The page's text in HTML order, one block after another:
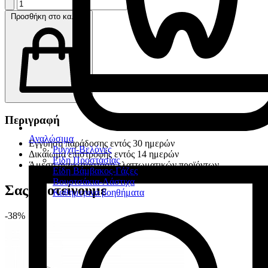
Αναλώσιμα
Ρύγχη-Βελόνες
Είδη Προστασίας
Είδη Βάμβακος-Γάζες
Βουρτσάκια-Λάστιχα
Καθημερινά βοηθήματα
Προσθήκη στο καλάθι
Περιγραφή
Εγγύηση παράδοσης εντός 30 ημερών
Δικαίωμα επιστροφής εντός 14 ημερών
Άμεση αντικατάσταση ελαττωματικών προϊόντων
Σας προτείνουμε
-38%